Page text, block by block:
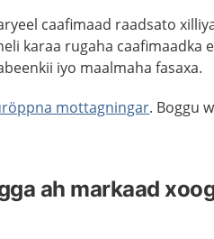
caafimaad raadsato
karaa rugaha caafimaadka
iyo maalmaha fasaxa.
mottagningar. Boggu
ah markaad